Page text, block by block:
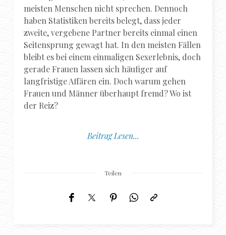
meisten Menschen nicht sprechen. Dennoch
haben Statistiken bereits belegt, dass jeder
zweite, vergebene Partner bereits einmal einen
Seitensprung gewagt hat. In den meisten Fällen
bleibt es bei einem einmaligen Sexerlebnis, doch
gerade Frauen lassen sich häufiger auf
langfristige Affären ein. Doch warum gehen
Frauen und Männer überhaupt fremd? Wo ist
der Reiz?
Beitrag Lesen...
Teilen